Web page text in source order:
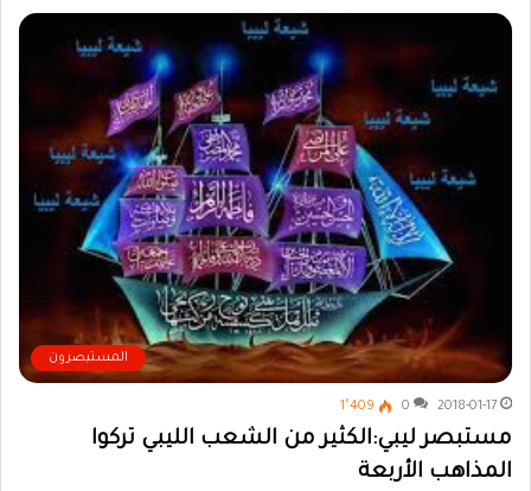
المستبصرون
2018-01-17
0 1٬409
مستبصر ليبي:الكثير من الشعب الليبي تركوا
المذاهب الأربعة